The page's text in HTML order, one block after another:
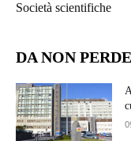
Società scientifiche
DA NON